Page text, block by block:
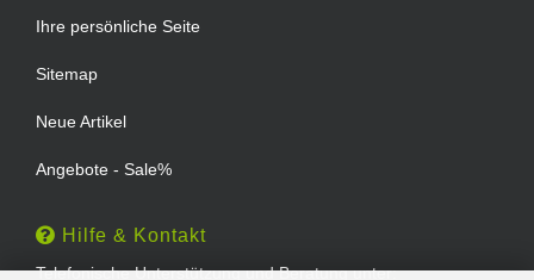
Ihre persönliche Seite
Sitemap
Neue Artikel
Angebote - Sale%
Hilfe & Kontakt
Telefonische Unterstützung und Beratung unter: